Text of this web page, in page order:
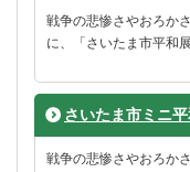
戦争の悲惨さやおろか
に、「さいたま市平和
さいたま市ミニ
戦争の悲惨さやおろか